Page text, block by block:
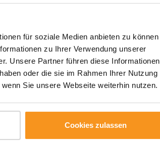
für soziale Medien anbieten zu können
zu Ihrer Verwendung unserer
Unsere Partner führen diese Informationen
oder die sie im Rahmen Ihrer Nutzung
Sie unsere Webseite weiterhin nutzen.
Cookies zulassen